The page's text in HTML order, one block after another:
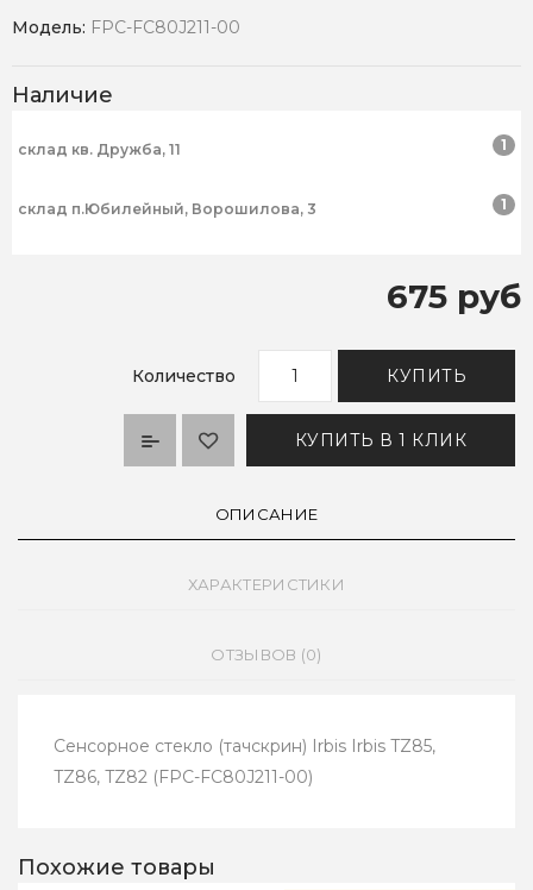
Модель: FPC-FC80J211-00
Наличие
склад кв. Дружба, 11 1
склад п.Юбилейный, Ворошилова, 3 1
675 руб
Количество КУПИТЬ
КУПИТЬ В 1 КЛИК
ОПИСАНИЕ
ХАРАКТЕРИСТИКИ
ОТЗЫВОВ (0)
Сенсорное стекло (тачскрин) Irbis Irbis TZ85,
TZ86, TZ82 (FPC-FC80J211-00)
Похожие товары